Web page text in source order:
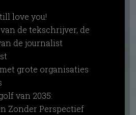
love you!
de tekschrijver, de
de journalist
grote organisaties
van 2035:
Zonder Perspectief